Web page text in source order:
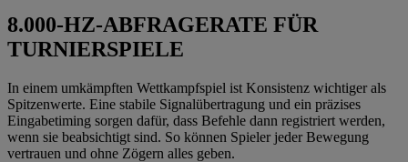
8.000-HZ-ABFRAGERATE FÜR
TURNIERSPIELE
In einem umkämpften Wettkampfspiel ist Konsistenz wichtiger als
Spitzenwerte. Eine stabile Signalübertragung und ein präzises
Eingabetiming sorgen dafür, dass Befehle dann registriert werden,
wenn sie beabsichtigt sind. So können Spieler jeder Bewegung
vertrauen und ohne Zögern alles geben.